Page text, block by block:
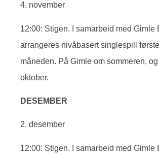
4. november
12:00: Stigen. I samarbeid med Gimle
arrangeres nivåbasert singlespill
måneden. På Gimle om sommeren,
oktober.
DESEMBER
2. desember
12:00: Stigen. I samarbeid med Gimle